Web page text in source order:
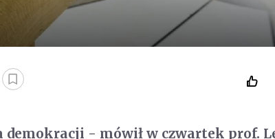
- mówił w czwartek prof.